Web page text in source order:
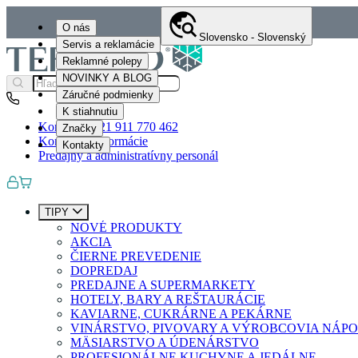
O nás
Servis a reklamácie
Reklamné polepy
NOVINKY A BLOG
Záručné podmienky
K stiahnutiu
Značky
Kontakty
Slovensko - Slovenský
Kontakty+421 911 770 462
Kontaktné informácie
Predajný a administratívny personál
TIPY
NOVÉ PRODUKTY
AKCIA
ČIERNE PREVEDENIE
DOPREDAJ
PREDAJNE A SUPERMARKETY
HOTELY, BARY A REŠTAURÁCIE
KAVIARNE, CUKRÁRNE A PEKÁRNE
VINÁRSTVO, PIVOVARY A VÝROBCOVIA
MÄSIARSTVO A ÚDENÁRSTVO